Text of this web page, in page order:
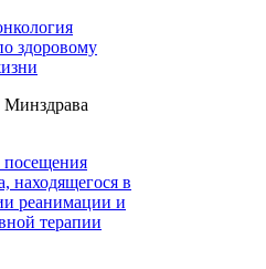
здоровому
Минздрава
находящегося в
реанимации и
терапии